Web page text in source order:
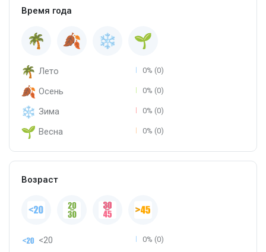
Время года
Лето 0% (0)
Осень 0% (0)
Зима 0% (0)
Весна 0% (0)
Возраст
<20 0% (0)